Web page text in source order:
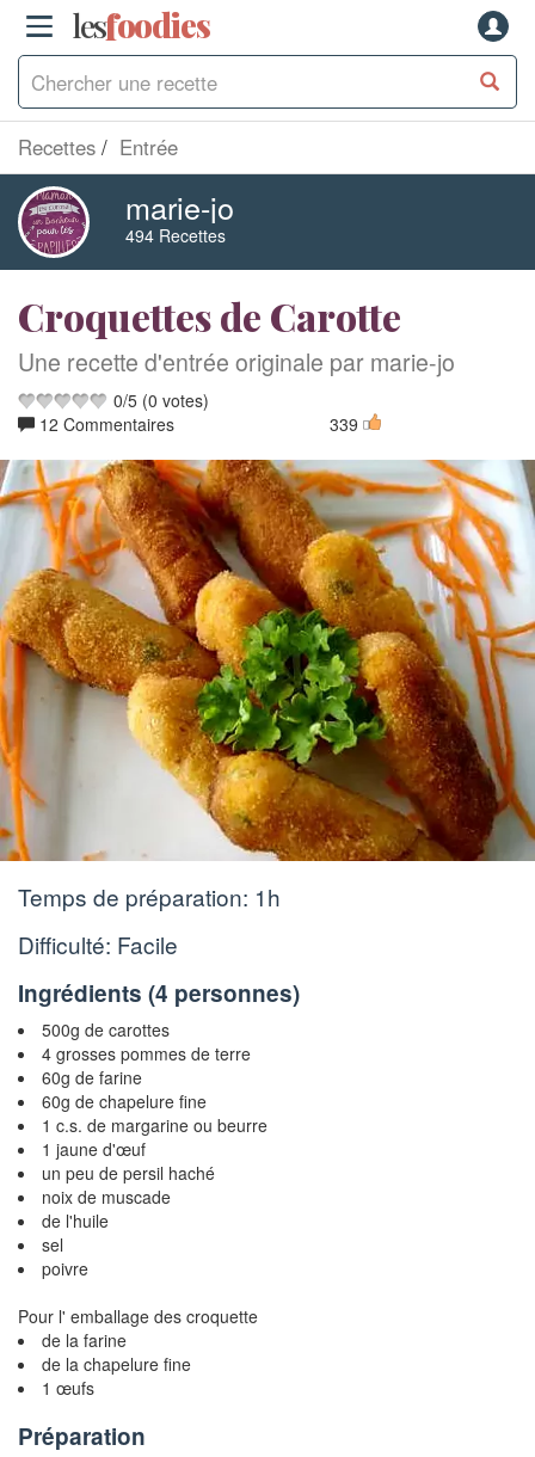
lesfoodies
Recettes Entrée
marie-jo
494 Recettes
Croquettes de Carotte
Une recette d'entrée originale par marie-jo
0/5 (0 votes)
12 Commentaires
339
Temps de préparation: 1h
Difficulté: Facile
Ingrédients (4 personnes)
500g de carottes
4 grosses pommes de terre
60g de farine
60g de chapelure fine
1 c.s. de margarine ou beurre
1 jaune d'œuf
un peu de persil haché
noix de muscade
de l'huile
sel
poivre
Pour l' emballage des croquette
de la farine
de la chapelure fine
1 œufs
Préparation